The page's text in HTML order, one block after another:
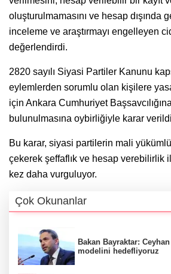
oluşturulmamasını ve hesap dışında
inceleme ve araştırmayı engelleyen
değerlendirdi.
2820 sayılı Siyasi Partiler Kanunu
eylemlerden sorumlu olan kişilere
için Ankara Cumhuriyet
bulunulmasına oybirliğiyle karar
Bu karar, siyasi partilerin mali
çekerek şeffaflık ve hesap verebilirlik
kez daha vurguluyor.
Çok Okunanlar
Bakan Bayraktar:
modelini hedefliyoruz